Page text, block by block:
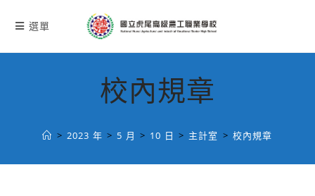
選單
校內規章
> 2023 年 > 5 月 > 10 日 > 主計室 > 校內規章